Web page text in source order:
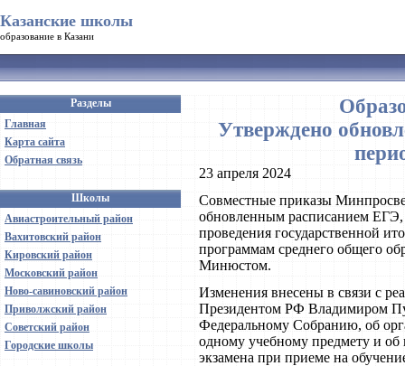
Казанские школы
образование в Казани
Разделы
Главная
Карта сайта
Обратная связь
Школы
Авиастроительный район
Вахитовский район
Кировский район
Московский район
Ново-савиновский район
Приволжский район
Советский район
Городские школы
Утверждено
23 апреля 2024
Совместные приказы
обновленным расписанием
проведения государственной
программам среднего общего
Минюстом.
Изменения внесены в связи с
Президентом РФ Владимиром
Федеральному Собранию, об
одному учебному предмету и об
экзамена при приеме на